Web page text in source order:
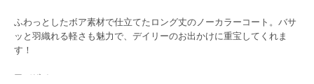
ふわっとしたボア素材で仕立てたロング丈のノーカラーコート。バサ
ッと羽織れる軽さも魅力で、デイリーのお出かけに重宝してくれま
す！
■デザイン